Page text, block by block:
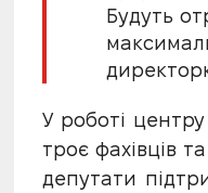
Будуть
У роботі
троє фахівців
депутати